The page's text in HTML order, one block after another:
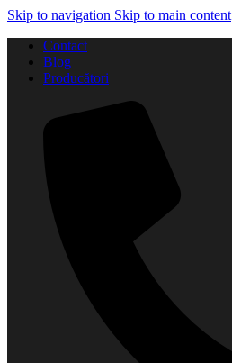
Skip to navigation Skip to main content
Contact
Blog
Producători